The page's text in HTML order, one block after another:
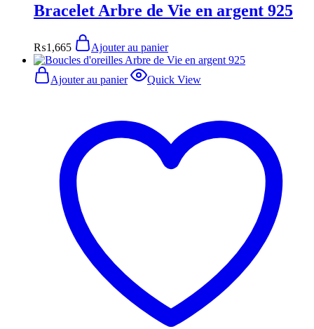
Bracelet Arbre de Vie en argent 925
₨1,665 Ajouter au panier
Ajouter au panier Quick View